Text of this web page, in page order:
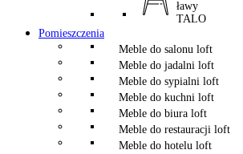
ławy
TALO
Pomieszczenia
Meble do salonu loft
Meble do jadalni loft
Meble do sypialni loft
Meble do kuchni loft
Meble do biura loft
Meble do restauracji loft
Meble do hotelu loft